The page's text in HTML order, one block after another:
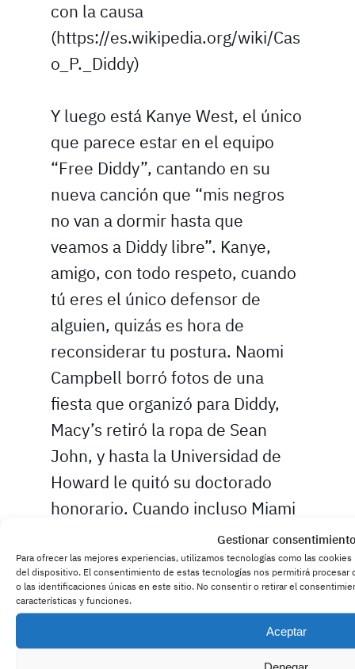
Gestionar consentimiento
Para ofrecer las mejores experiencias, utilizamos tecnologías como las
del dispositivo. El consentimiento de estas tecnologías nos permitirá
o las identificaciones únicas en este sitio. No consentir o retirar el
características y funciones.
Aceptar
Denegar
con la causa
(https://es.wikipedia.org/wiki/Cas
o_P._Diddy)
Y luego está Kanye West, el único
que parece estar en el equipo
“Free Diddy”, cantando en su
nueva canción que “mis negros
no van a dormir hasta que
veamos a Diddy libre”. Kanye,
amigo, con todo respeto, cuando
tú eres el único defensor de
alguien, quizás es hora de
reconsiderar tu postura. Naomi
Campbell borró fotos de una
fiesta que organizó para Diddy,
Macy’s retiró la ropa de Sean
John, y hasta la Universidad de
Howard le quitó su doctorado
honorario. Cuando incluso Miami
Beach revoca tu “Día de Sean
Diddy Combs”, sabes que la cosa
está fea.
(https://es.wikipedia.org/wiki/Cas